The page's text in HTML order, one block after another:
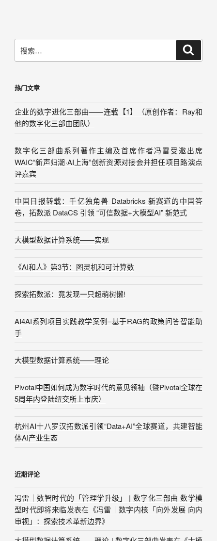
热门文章
企业的数字进化三部曲——连载【1】（原创作者：Ray和
他的数字化三部曲团队）
数字化三部曲系列著作主编及首席作者冯雷受邀出席
WAIC“新声归潮·AI上海”创新资源对接会并担任项目路演点
评嘉宾
中国日报转载：千亿独角兽 Databricks 新赛道的中国答
卷，拓数派 DataCS 引领 “可信数据+大模型AI” 新范式
大模型数据计算系统——实现
《AI和人》第3节：图灵机和可计算数
探索拓数派：竟发现一只超萌树懒!
AI4AI系列项目实践教学案例–基于RAG的政策问答智能助
手
大模型数据计算系统——理论
Pivotal中国如何成为数字时代的意见领袖（暨Pivotal全球在
5周年内登陆纽交所上市庆）
杭州AI十八罗汉拓数派引领“Data+AI”全球赛道，共建智能
体AI产业生态
近期评论
冯雷｜数智时代的「管理学升级」 | 数字化三部曲 数学模
型时代即将来临发表在《冯雷｜数字内核「向外发展 向内
审视」：探索技术革新边界》